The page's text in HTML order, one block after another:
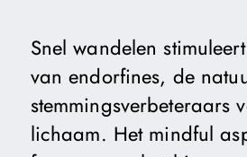
Snel wandelen
van endorfines, de
stemmingsverbeteraars
lichaam. Het mindful